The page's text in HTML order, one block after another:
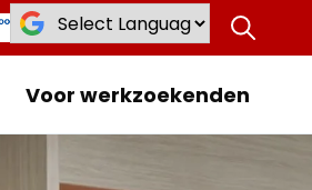
Voor werkzoekenden